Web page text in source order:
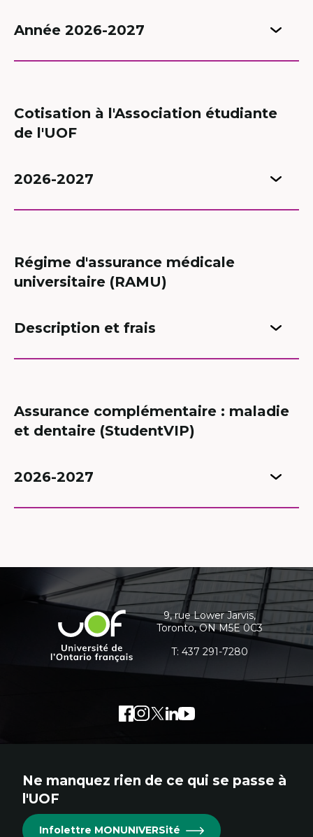
Année 2026-2027
Cotisation à l'Association étudiante
de l'UOF
2026-2027
Régime d'assurance médicale
universitaire (RAMU)
Description et frais
Assurance complémentaire : maladie
et dentaire (StudentVIP)
2026-2027
informations
supplémentaires
Université
l'Ontario
9, rue Lower Jarvis,
Toronto, ON M5E 0C3
T: 437 291-7280
Facebook
Lien
Cet
s'ouvrira
Instagram
Lien
Cet
s'ouvrira
Twitter
Lien
Cet
s'ouvrira
LinkedIn
Lien
Cet
s'ouvrira
Youtube
Lien
Cet
s'ouvrira
Ne manquez rien de ce qui se passe à
l'UOF
Infolettre MONUNIVERSité